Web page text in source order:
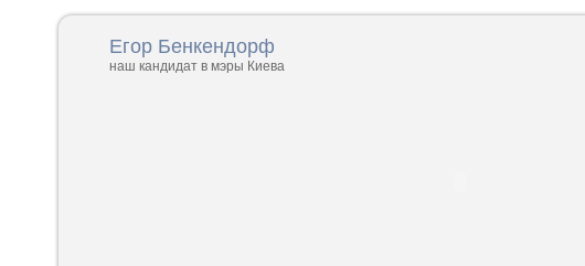
Егор Бенкендорф
наш кандидат в мэры Киева